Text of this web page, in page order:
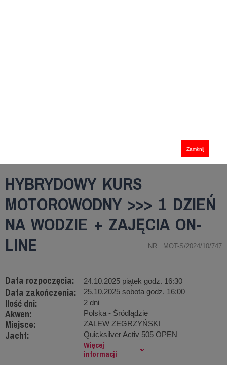
Zamknij
HYBRYDOWY KURS
MOTOROWODNY >>> 1 DZIEŃ
NA WODZIE + ZAJĘCIA ON-
LINE
NR: MOT-S/2024/10/747
Data rozpoczęcia: 24.10.2025 piątek godz. 16:30
Data zakończenia: 25.10.2025 sobota godz. 16:00
Ilość dni: 2 dni
Akwen: Polska - Śródlądzie
Miejsce: ZALEW ZEGRZYŃSKI
Jacht: Quicksilver Activ 505 OPEN
Więcej
informacji